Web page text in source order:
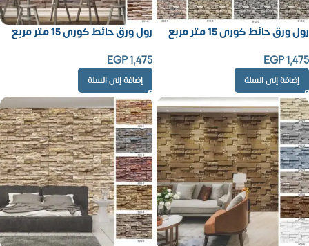
رول ورق حائط كورى 15 متر مربع
EGP1,475
إضافة إلى السلة
رول ورق حائط كورى 15 متر مربع
EGP1,475
إضافة إلى السلة